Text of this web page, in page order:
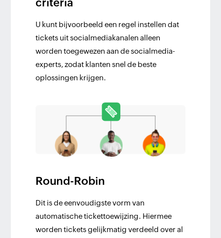
criteria
U kunt bijvoorbeeld een regel instellen dat
tickets uit socialmediakanalen alleen
worden toegewezen aan de socialmedia-
experts, zodat klanten snel de beste
oplossingen krijgen.
Round-Robin
Dit is de eenvoudigste vorm van
automatische tickettoewijzing. Hiermee
worden tickets gelijkmatig verdeeld over al